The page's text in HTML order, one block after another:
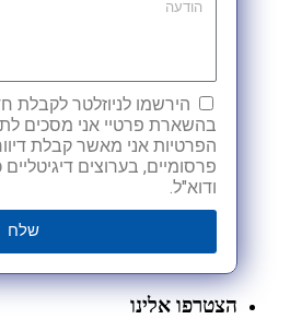
הירשמו לניוזלטר לקבלת
בהשארת פרטיי אני מסכים
הפרטיות אני מאשר קבלת
פרסומיים, בערוצים
ודוא"ל.
שלח
הצטרפו אלינו